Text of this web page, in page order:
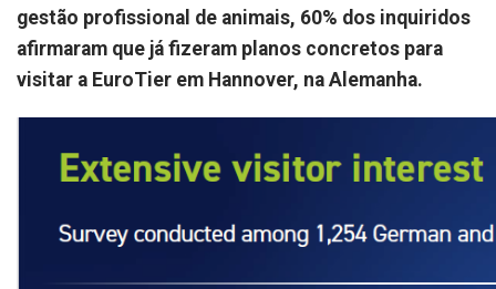
gestão profissional de animais, 60% dos inquiridos
afirmaram que já fizeram planos concretos para
visitar a EuroTier em Hannover, na Alemanha.